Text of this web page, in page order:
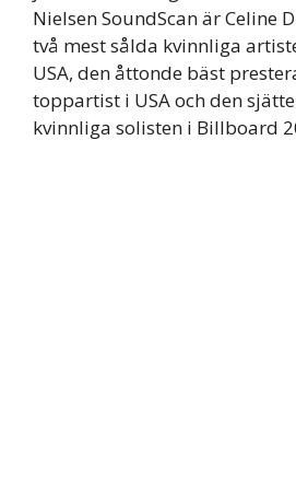
Nielsen SoundScan är Celine
två mest sålda kvinnliga
USA, den åttonde bäst
toppartist i USA och den
kvinnliga solisten i Billboard